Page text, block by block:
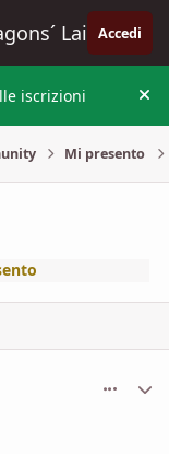
Lair Accedi
iscrizioni
Mi presento